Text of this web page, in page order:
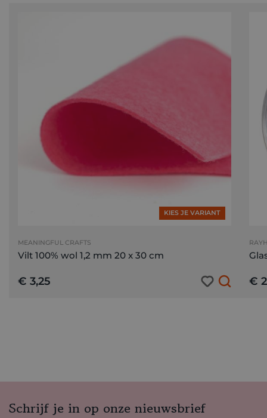
KIES JE VARIANT
MEANINGFUL CRAFTS
Vilt 100% wol 1,2 mm 20 x 30 cm
€ 3,25 €
Schrijf je in op onze nieuwsbrief